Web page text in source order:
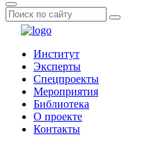
Институт
Эксперты
Спецпроекты
Мероприятия
Библиотека
О проекте
Контакты